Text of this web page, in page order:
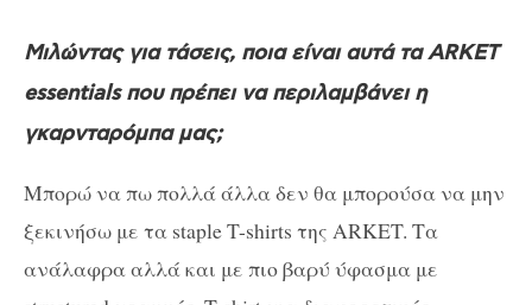
Μιλώντας για τάσεις, ποια είναι αυτά τα ARKET
essentials που πρέπει να περιλαμβάνει η
γκαρνταρόμπα μας;
Μπορώ να πω πολλά άλλα δεν θα μπορούσα να μην
ξεκινήσω με τα staple T-shirts της ARKET. Τα
ανάλαφρα αλλά και με πιο βαρύ ύφασμα με